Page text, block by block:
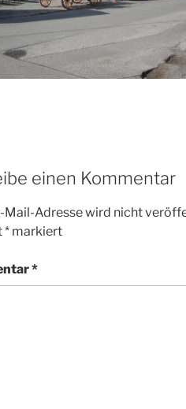
einen Kommentar
Mail-Adresse wird nicht
* markiert
*